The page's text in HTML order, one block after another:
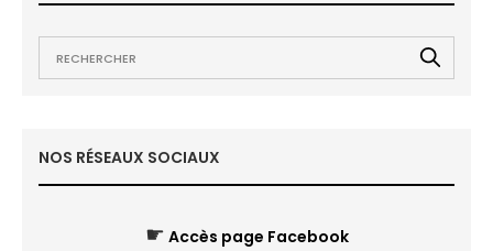
NOS RÉSEAUX SOCIAUX
☛ Accès page Facebook